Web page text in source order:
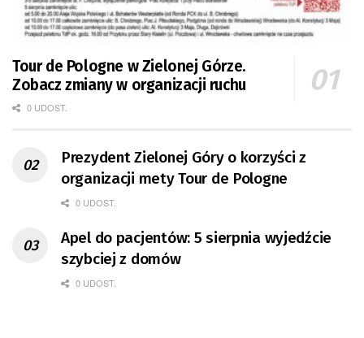
Tour de Pologne w Zielonej Górze.
Zobacz zmiany w organizacji ruchu
0 UDOST.
Prezydent Zielonej Góry o korzyści z
organizacji mety Tour de Pologne
0 UDOST.
Apel do pacjentów: 5 sierpnia wyjedźcie
szybciej z domów
0 UDOST.